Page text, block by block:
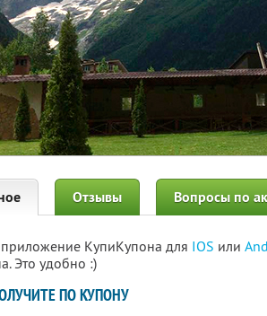
Отзывы Вопросы по
приложение КупиКупона для IOS или
Это удобно :)
ПО КУПОНУ